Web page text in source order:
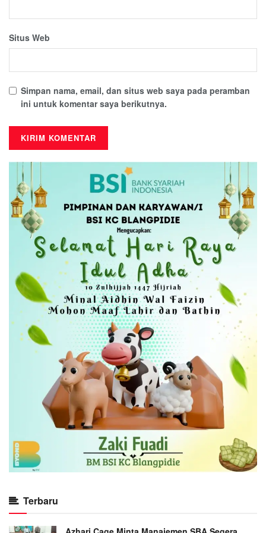
Situs Web
Simpan nama, email, dan situs web saya pada peramban
ini untuk komentar saya berikutnya.
Terbaru